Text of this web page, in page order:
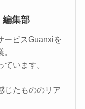
集部
ービスGuanxiを
います。
じたもののリア